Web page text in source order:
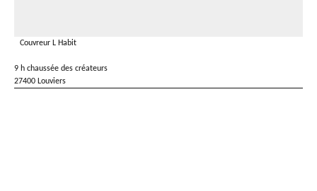
Couvreur L Habit
9 h chaussée des créateurs
27400 Louviers